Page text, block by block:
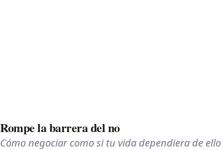
Rompe la barrera del no
Cómo negociar como si tu vida dependiera de ello